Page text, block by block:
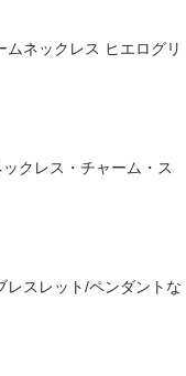
ネックレス ヒエログリ
クレス・チャーム・ス
レスレット/ペンダントな